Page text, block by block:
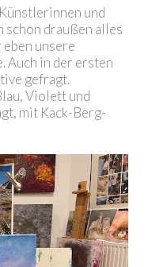
und
schon draußen alles
eben unsere
Auch in der ersten
gefragt.
Violett und
mit Kack-Berg-